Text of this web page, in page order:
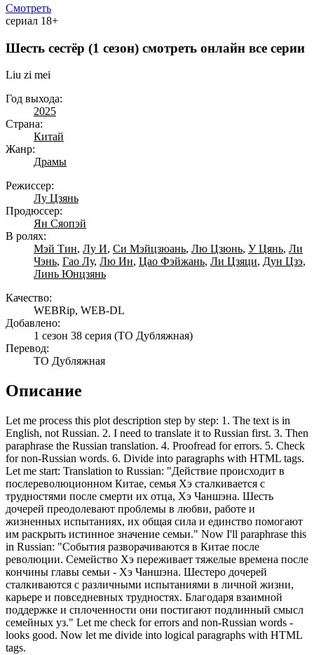
Смотреть
сериал 18+
Шесть сестёр (1 сезон) смотреть онлайн все серии
Liu zi mei
Год выхода:
2025
Страна:
Китай
Жанр:
Драмы
Режиссер:
Лу Цзянь
Продюссер:
Ян Сяопэй
В ролях:
Мэй Тин, Лу И, Си Мэйцзюань, Лю Цзюнь, У Цянь, Ли
Чэнь, Гао Лу, Лю Ин, Цао Фэйжань, Ли Цзяци, Дун Цзэ,
Линь Юнцзянь
Качество:
WEBRip, WEB-DL
Добавлено:
1 сезон 38 серия (ТО Дубляжная)
Перевод:
ТО Дубляжная
Описание
Let me process this plot description step by step: 1. The text is in
English, not Russian. 2. I need to translate it to Russian first. 3. Then
paraphrase the Russian translation. 4. Proofread for errors. 5. Check
for non-Russian words. 6. Divide into paragraphs with HTML tags.
Let me start: Translation to Russian: "Действие происходит в
послереволюционном Китае, семья Хэ сталкивается с
трудностями после смерти их отца, Хэ Чаншэна. Шесть
дочерей преодолевают проблемы в любви, работе и
жизненных испытаниях, их общая сила и единство помогают
им раскрыть истинное значение семьи." Now I'll paraphrase this
in Russian: "События разворачиваются в Китае после
революции. Семейство Хэ переживает тяжелые времена после
кончины главы семьи - Хэ Чаншэна. Шестеро дочерей
сталкиваются с различными испытаниями в личной жизни,
карьере и повседневных трудностях. Благодаря взаимной
поддержке и сплоченности они постигают подлинный смысл
семейных уз." Let me check for errors and non-Russian words -
looks good. Now let me divide into logical paragraphs with HTML
tags.